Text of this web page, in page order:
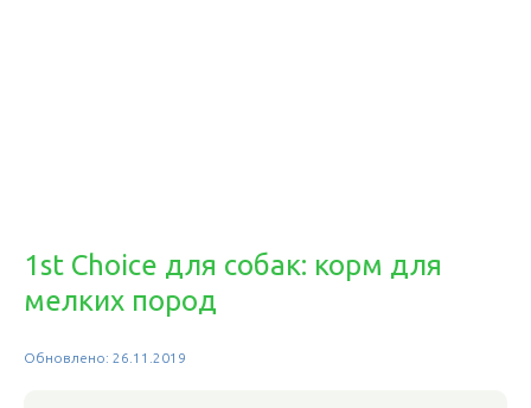
1st Choice для собак: корм для
мелких пород
Обновлено: 26.11.2019